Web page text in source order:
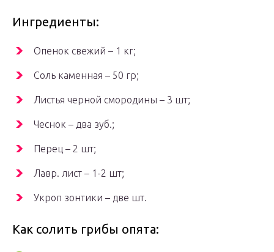
Ингредиенты:
Опенок свежий – 1 кг;
Соль каменная – 50 гр;
Листья черной смородины – 3 шт;
Чеснок – два зуб.;
Перец – 2 шт;
Лавр. лист – 1-2 шт;
Укроп зонтики – две шт.
Как солить грибы опята: